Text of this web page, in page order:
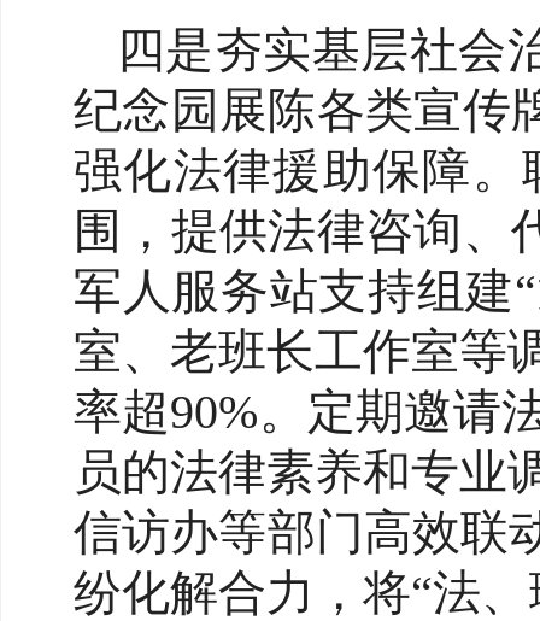
四是夯实基层社会
纪念园展陈各类宣传
强化法律援助保障
围，提供法律咨询、
军人服务站支持组建
室、老班长工作室等
率超90%。定期邀请
员的法律素养和专业
信访办等部门高效联
纷化解合力，将“法